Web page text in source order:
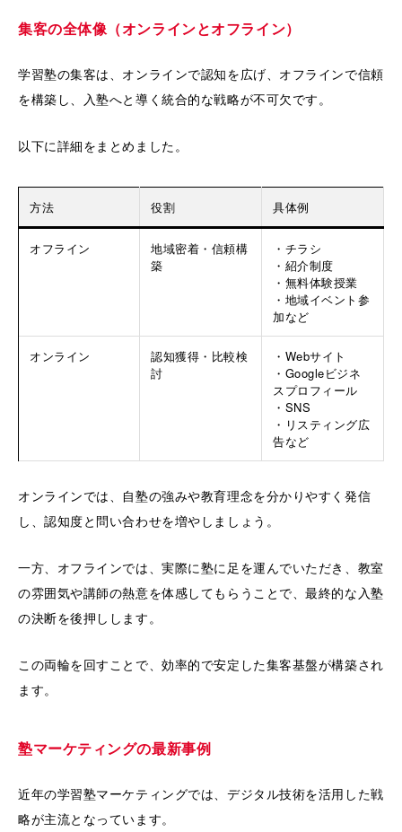
集客の全体像（オンラインとオフライン）
学習塾の集客は、オンラインで認知を広げ、オフラインで信頼
を構築し、入塾へと導く統合的な戦略が不可欠です。
以下に詳細をまとめました。
方法 役割 具体例
オフライン
地域密着・信頼構
築
・チラシ
・紹介制度
・無料体験授業
・地域イベント参
加など
オンライン
認知獲得・比較検
討
・Webサイト
・Googleビジネ
スプロフィール
・SNS
・リスティング広
告など
オンラインでは、自塾の強みや教育理念を分かりやすく発信
し、認知度と問い合わせを増やしましょう。
一方、オフラインでは、実際に塾に足を運んでいただき、教室
の雰囲気や講師の熱意を体感してもらうことで、最終的な入塾
の決断を後押しします。
この両輪を回すことで、効率的で安定した集客基盤が構築され
ます。
塾マーケティングの最新事例
近年の学習塾マーケティングでは、デジタル技術を活用した戦
略が主流となっています。